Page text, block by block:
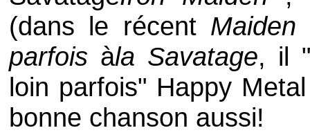
(dans le récentMaiden
parfois àla Savatage, il
loin parfois" Happy
bonne chanson aussi!